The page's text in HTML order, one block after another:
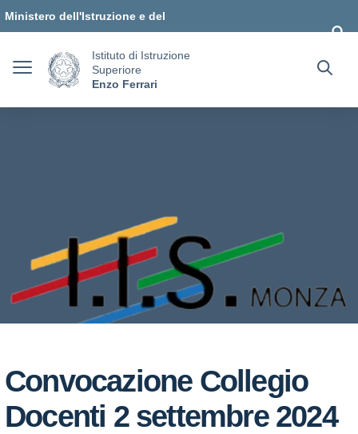
Ministero dell'Istruzione e del
Istituto di Istruzione
Superiore
Enzo Ferrari
Convocazione Collegio
Docenti 2 settembre 2024